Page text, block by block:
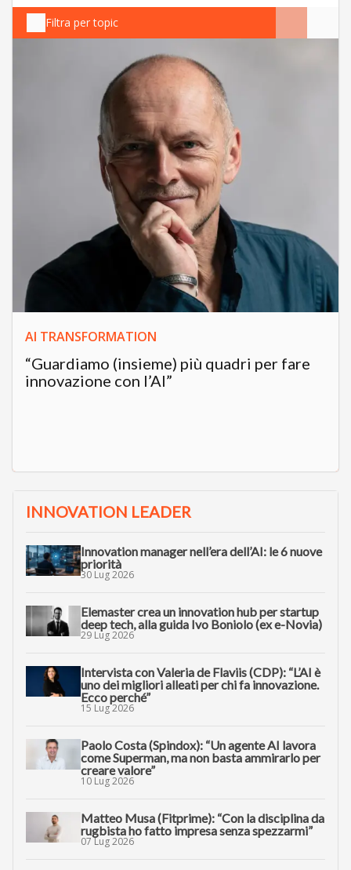
Filtra per topic
AI TRANSFORMATION
“Guardiamo (insieme) più quadri per fare
innovazione con l’AI”
INNOVATION LEADER
Innovation manager nell’era dell’AI: le 6 nuove
priorità
30 Lug 2026
Elemaster crea un innovation hub per startup
deep tech, alla guida Ivo Boniolo (ex e-Novia)
29 Lug 2026
Intervista con Valeria de Flaviis (CDP): “L’AI è
uno dei migliori alleati per chi fa innovazione.
Ecco perché”
15 Lug 2026
Paolo Costa (Spindox): “Un agente AI lavora
come Superman, ma non basta ammirarlo per
creare valore”
10 Lug 2026
Matteo Musa (Fitprime): “Con la disciplina da
rugbista ho fatto impresa senza spezzarmi”
07 Lug 2026